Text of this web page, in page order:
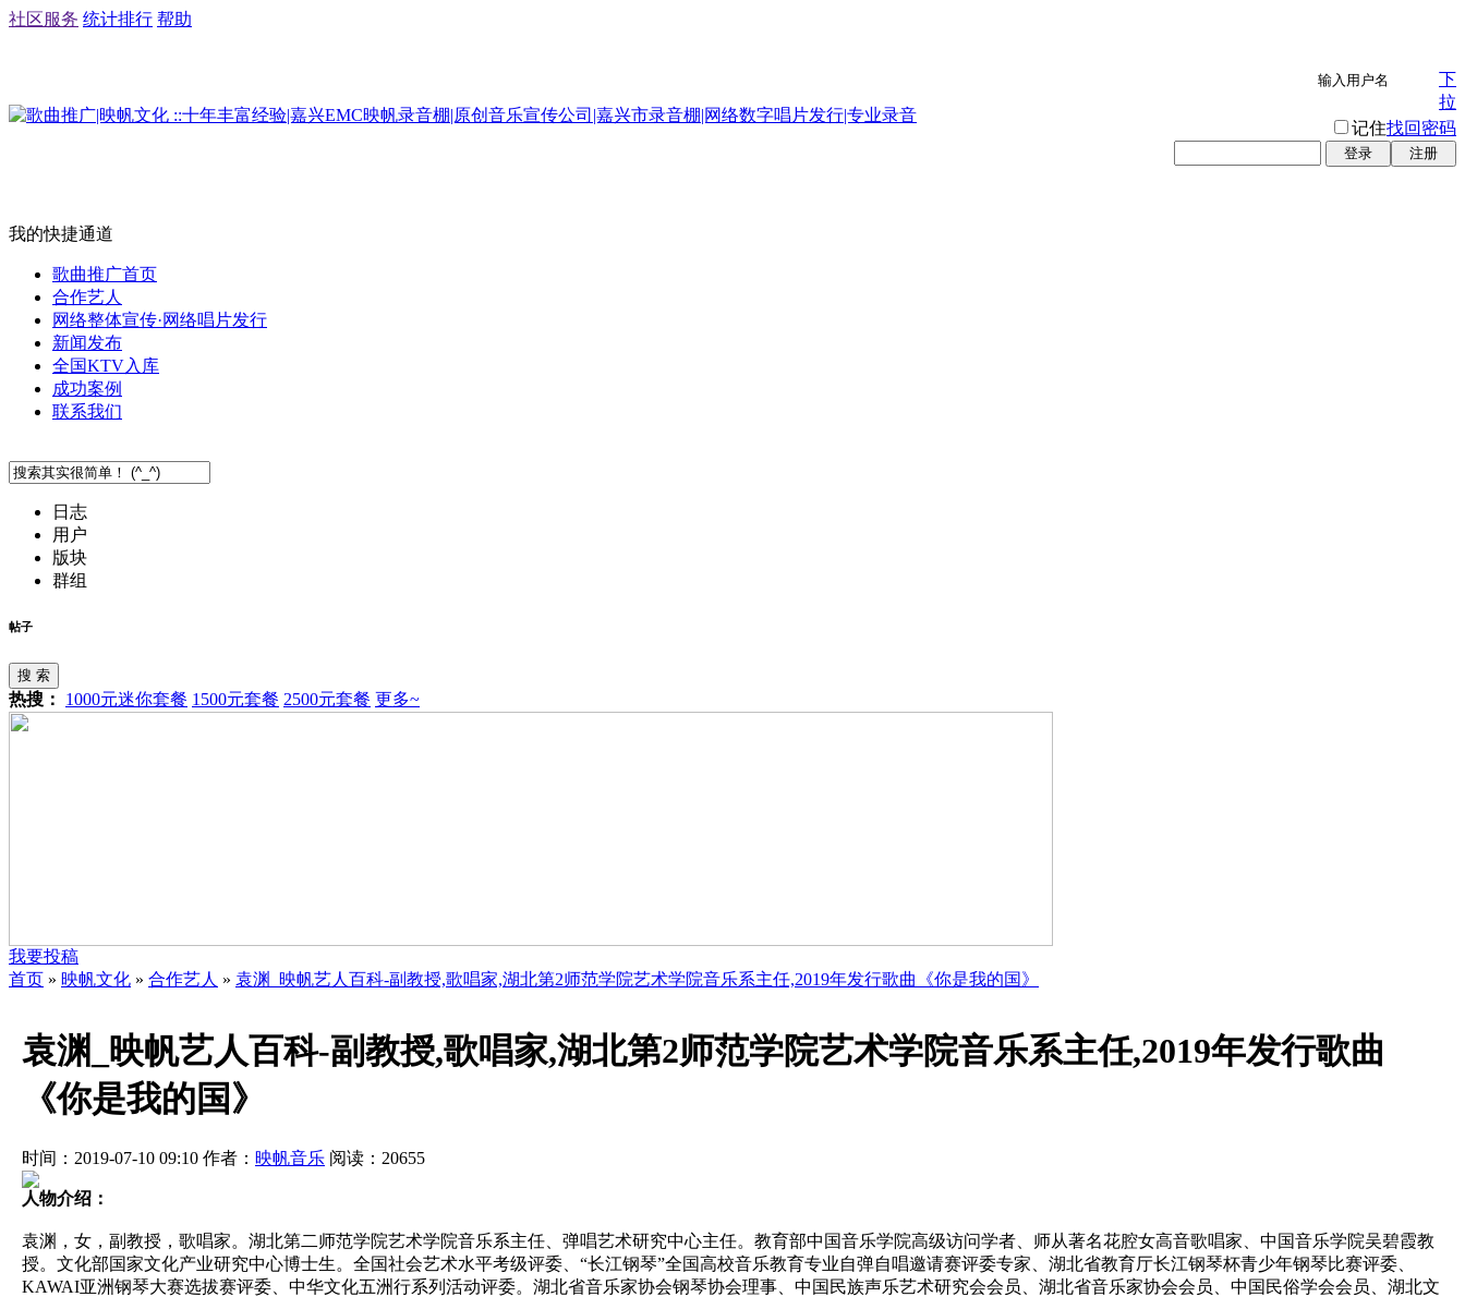
社区服务 统计排行 帮助
下
拉
记住找回密码
登录 注册
我的快捷通道
歌曲推广首页
合作艺人
网络整体宣传·网络唱片发行
新闻发布
全国KTV入库
成功案例
联系我们
日志
用户
版块
群组
帖子
搜 索
热搜： 1000元迷你套餐 1500元套餐 2500元套餐 更多~
我要投稿
首页 » 映帆文化 » 合作艺人 » 袁渊_映帆艺人百科-副教授,歌唱家,湖北第2师范学院艺术学院音乐系主任,2019年发行歌曲《你是我的国》
袁渊_映帆艺人百科-副教授,歌唱家,湖北第2师范学院艺术学院音乐系主任,2019年发行歌曲
《你是我的国》
时间：2019-07-10 09:10 作者： 映帆音乐 阅读： 20655
人物介绍：
袁渊，女，副教授，歌唱家。湖北第二师范学院艺术学院音乐系主任、弹唱艺术研究中心主任。教育部中国音乐学院高级访问学者、师从著名花腔女高音歌唱家、中国音乐学院吴碧霞教
授。文化部国家文化产业研究中心博士生。全国社会艺术水平考级评委、“长江钢琴”全国高校音乐教育专业自弹自唱邀请赛评委专家、湖北省教育厅长江钢琴杯青少年钢琴比赛评委、
KAWAI亚洲钢琴大赛选拔赛评委、中华文化五洲行系列活动评委。湖北省音乐家协会钢琴协会理事、中国民族声乐艺术研究会会员、湖北省音乐家协会会员、中国民俗学会会员、湖北文